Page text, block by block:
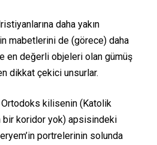
daha yakın
mabetlerini de (görece) daha
en değerli objeleri olan gümüş
dikkat çekici unsurlar.
Ortodoks kilisenin (Katolik
koridor yok) apsisindeki
portrelerinin solunda